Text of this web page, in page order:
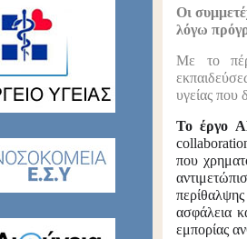
Οι
λόγω
Με το
υγείας που
Το έργο
που
ασφάλεια
εμπορίας